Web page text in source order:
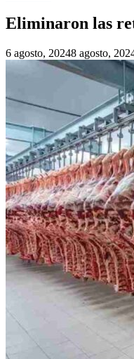
Eliminaron las
6 agosto, 20248 agosto,